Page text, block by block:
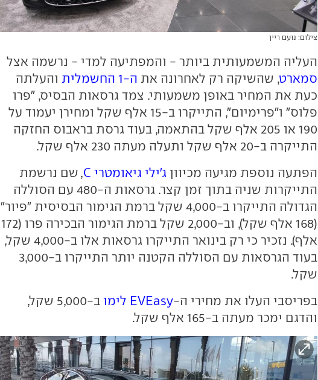
צילום: נועם ריין
העליה המשמעותית ביותר - והמפתיעה למדי - נרשמה אצל
סמארט, שהשיקה רק לאחרונה את ה-1 החשמלית
והעלתה
כעת את המחיר באופן משמעותי. צמד גרסאות הבסיס, "פרו
פלוס" ו"פרימיום", התייקרו ב-15 אלף שקל ומחירן יעמוד על
190 או 205 אלף שקל בהתאמה, בעוד גרסת בראבוס החזקה
התייקרה ב-20 אלף שקל ותעלה מעתה 230 אלף שקל.
הפתעה נוספת מגיעה מכיוון ג'ילי גיאומטרי C
, שם נרשמת
התייקרות שניה בתוך זמן קצר. גרסאות ה-480 עם הסוללה
הגדולה התייקרו ב-4,000 שקל ברמת הגימור הבסיסית "פיור"
(168 אלף שקל), וב-2,000 שקל ברמת הגימור הבכירה פרו (172
אלף). נזכיר כי רק בינואר התייקרו גרסאות אלו ב-4,000 שקל,
בעוד הגרסאות עם הסוללה הקטנה יותר התייקרו ב-3,000
שקל.
בפריסבי העלו את מחירי ה-EVEasy לימו
ב-5,000 שקל,
והדגם ימכר מעתה ב-165 אלף שקל.